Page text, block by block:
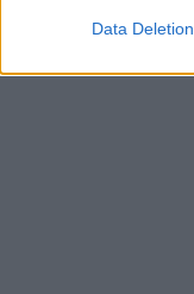
Data Deletion